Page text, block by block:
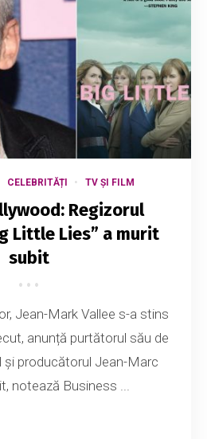
CELEBRITĂȚI TV ȘI FILM
Regizorul
Little Lies” a murit
subit
Jean-Mark Vallee s-a stins
anunță purtătorul său de
şi producătorul Jean-Marc
notează Business ...